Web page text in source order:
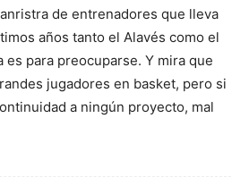
de entrenadores que lleva
años tanto el Alavés como el
es para preocuparse. Y mira que
jugadores en basket, pero si
a ningún proyecto, mal